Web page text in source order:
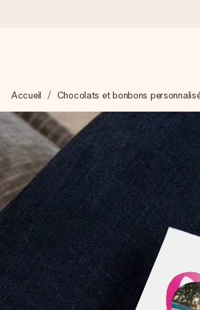
Nous préparons votre cadeau avec
4,7 (sur la base de +15 000
Nos cadeaux sont appréciés. Les
Carte de vœux gratuite
Créez quelque chose d’unique en
Accueil Chocolats et bonbons